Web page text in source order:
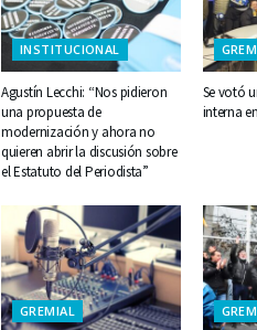
INSTITUCIONAL
Agustín Lecchi: “Nos pidieron
una propuesta de
modernización y ahora no
quieren abrir la discusión sobre
el Estatuto del Periodista”
Se votó
interna
GREMIAL